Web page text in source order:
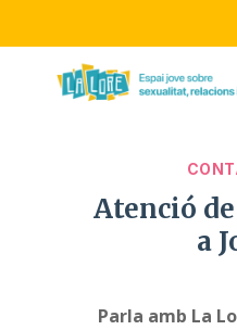
Atenció
a
Parla amb La